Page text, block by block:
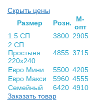
Скрыть цены
Раз­мер
Розн.
М-
опт
1.5 СП
3800 2905
2 СП.
Простыня
220х240
4855 3715
Евро Мини 5500 4205
Евро Макси
5960 4555
Семейный
6420 4910
Заказать товар